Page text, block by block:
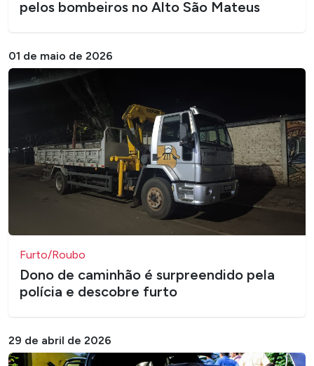
pelos bombeiros no Alto São Mateus
01 de maio de 2026
Furto/Roubo
Dono de caminhão é surpreendido pela
polícia e descobre furto
29 de abril de 2026